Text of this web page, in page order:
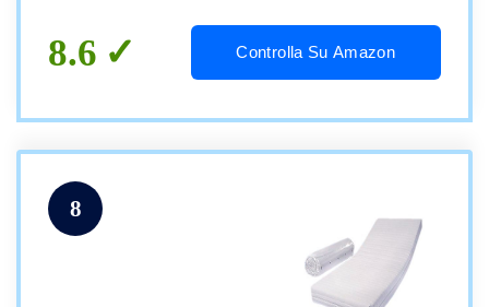
8.6 Controlla Su Amazon
8